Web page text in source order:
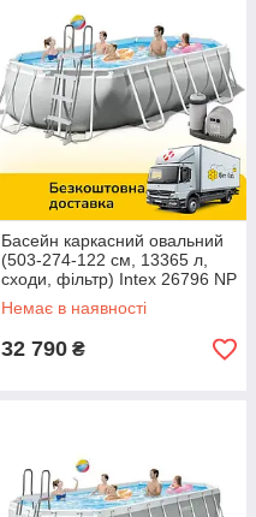
Басейн каркасний овальний
(503-274-122 см, 13365 л,
сходи, фільтр) Intex 26796 NP
Сірий
Немає в наявності
32 790 ₴